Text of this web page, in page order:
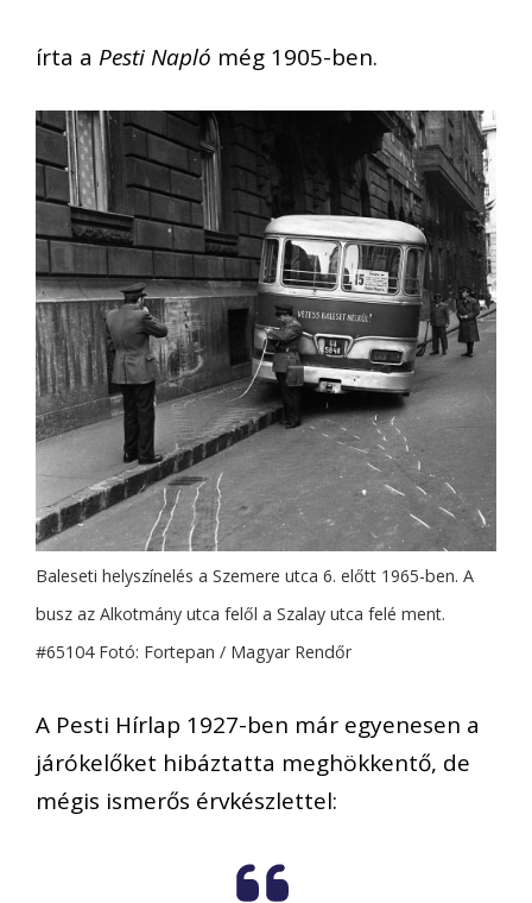
írta a Pesti Napló még 1905-ben.
Baleseti helyszínelés a Szemere utca 6. előtt 1965-ben. A
busz az Alkotmány utca felől a Szalay utca felé ment.
#65104 Fotó: Fortepan / Magyar Rendőr
A Pesti Hírlap 1927-ben már egyenesen a
járókelőket hibáztatta meghökkentő, de
mégis ismerős érvkészlettel: